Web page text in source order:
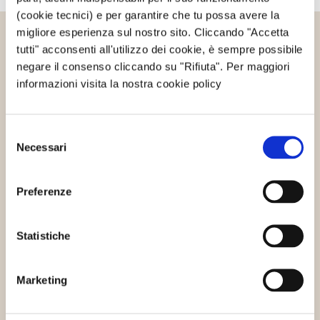
(cookie tecnici) e per garantire che tu possa avere la
migliore esperienza sul nostro sito. Cliccando "Accetta
tutti" acconsenti all'utilizzo dei cookie, è sempre possibile
negare il consenso cliccando su "Rifiuta". Per maggiori
informazioni visita la nostra cookie policy
delNecessari
Preferenze
Statistiche
Marketing
Altri articoli che potrebbero
interessarti
SiteGround e la responsabilità sociale